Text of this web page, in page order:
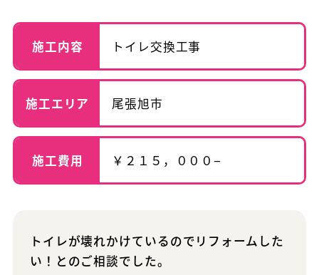
施工内容 トイレ交換工事
施工エリア 尾張旭市
施工費用 ￥２１５，０００−
トイレが壊れかけているのでリフォームした
い！とのご相談でした。